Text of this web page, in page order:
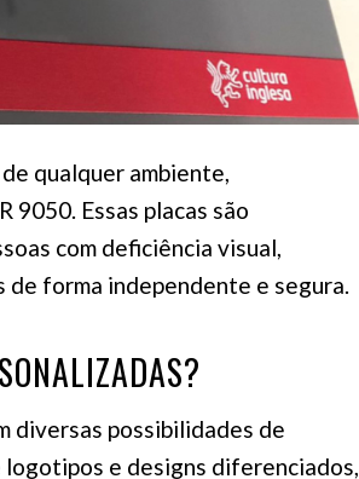
qualquer ambiente,
9050. Essas placas são
com deficiência visual,
de forma independente e segura.
diversas possibilidades de
logotipos e designs diferenciados,